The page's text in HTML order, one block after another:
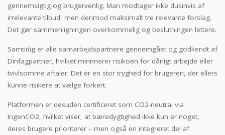
gennemsigtig og brugervenlig. Man modtager ikke dusinvis af
irrelevante tilbud, men derimod maksimalt tre relevante forslag.
Det gør sammenligningen overkommelig og beslutningen lettere.
Samtidig er alle samarbejdspartnere gennemgået og godkendt af
Dinfagpartner, hvilket minimerer risikoen for dårligt arbejde eller
tvivlsomme aftaler. Det er en stor tryghed for brugeren, der ellers
kunne risikere at vælge forkert.
Platformen er desuden certificeret som CO2-neutral via
IngenCO2, hvilket viser, at bæredygtighed ikke kun er noget,
deres brugere prioriterer – men også en integreret del af